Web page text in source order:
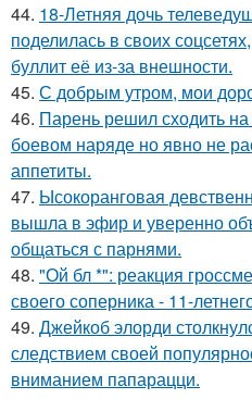
44. 18-Летняя дочь
поделилась в своих
буллит её из-за внешности.
45. С добрым утром, мои
46. Парень решил сходить
боевом наряде но явно не
аппетиты.
47. Ысокоранговая
вышла в эфир и уверенно
общаться с парнями.
48. "Ой бл *": реакция
своего соперника - 11-
49. Джейкоб элорди
следствием своей
вниманием папарацци.